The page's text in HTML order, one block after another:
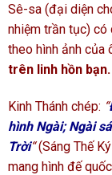
Sê-sa (đại diện
nhiệm trần tục)
theo hình ảnh của
trên linh hồn bạn.
Kinh Thánh chép: “
hình Ngài; Ngài
Trời“(Sáng Thế
mang hình đế